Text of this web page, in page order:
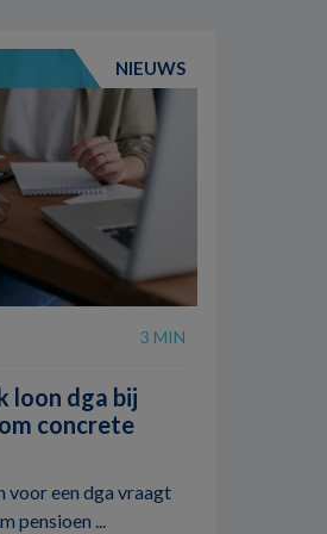
NIEUWS
3 MIN
loon dga bij
concrete
voor een dga vraagt
pensioen ...